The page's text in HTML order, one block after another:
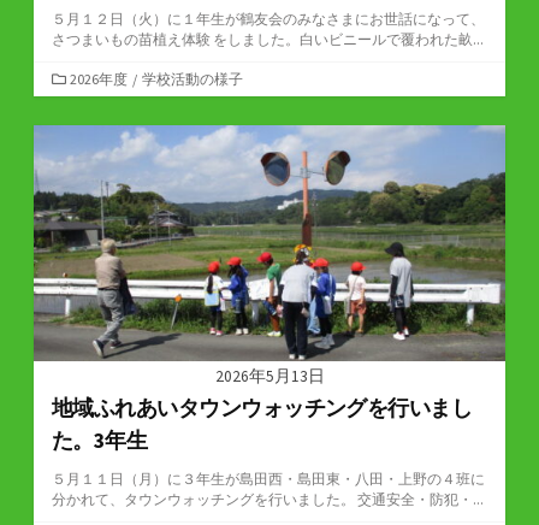
５月１２日（火）に１年生が鶴友会のみなさまにお世話になって、
さつまいもの苗植え体験 をしました。白いビニールで覆われた畝...
カ
テ
ゴ
2026年度 / 学校活動の様子
2026年5月13日
地域ふれあいタウンウォッチングを行いまし
た。3年生
５月１１日（月）に３年生が島田西・島田東・八田・上野の４班に
分かれて、タウンウォッチングを行いました。 交通安全・防犯・...